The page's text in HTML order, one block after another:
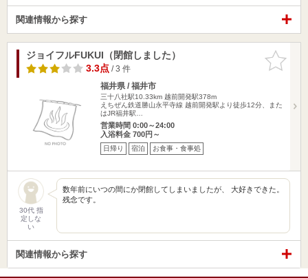
関連情報から探す
お気に入
りに追加
ジョイフルFUKUI（閉館しました）
3.3点/ 3 件
福井県 / 福井市
三十八社駅10.33km 越前開発駅378m
えちぜん鉄道勝山永平寺線 越前開発駅より徒歩12分、また
はJR福井駅…
営業時間 0:00～24:00
入浴料金 700円～
日帰り 宿泊 お食事・食事処
30代 指
定しな
い
数年前にいつの間にか閉館してしまいましたが、 大好きできた。
残念です。
関連情報から探す